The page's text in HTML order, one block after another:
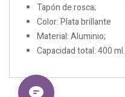
Tapón de rosca;
Color: Plata brillante
Material: Aluminio;
Capacidad total: 400 ml.